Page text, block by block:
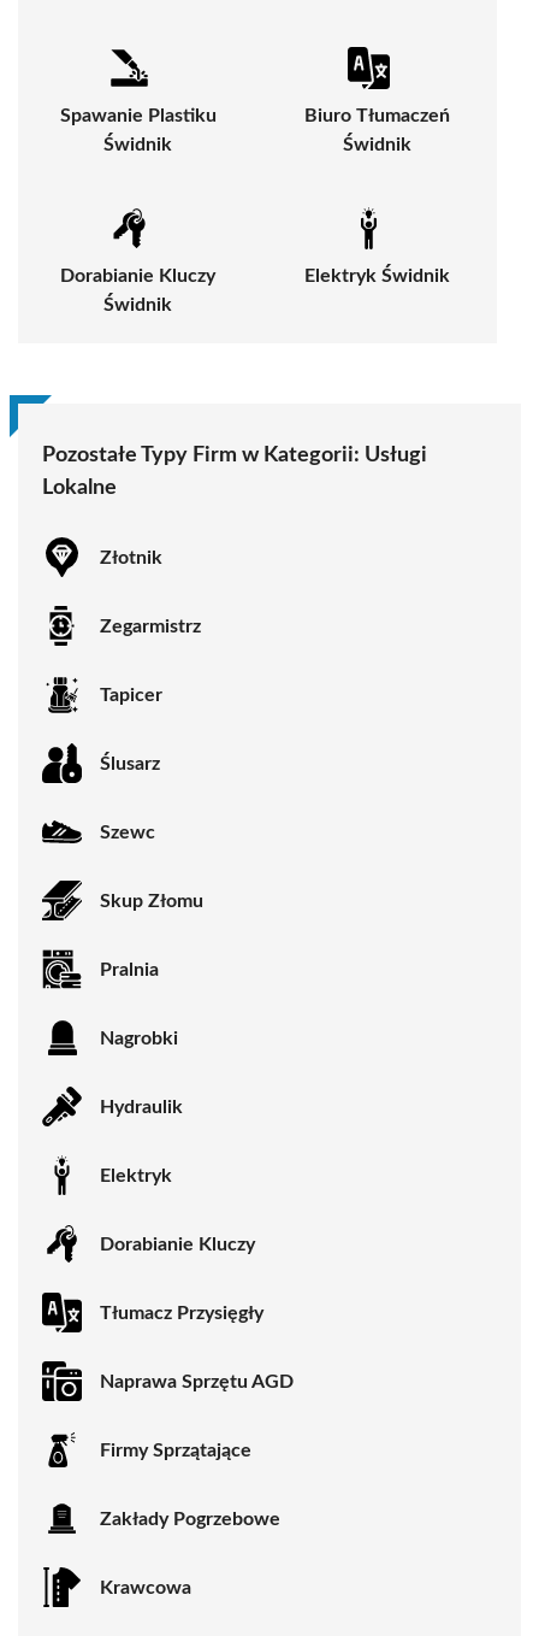
Spawanie Plastiku
Świdnik
Biuro Tłumaczeń
Świdnik
Dorabianie Kluczy
Świdnik
Elektryk Świdnik
Pozostałe Typy Firm w Kategorii: Usługi
Lokalne
Złotnik
Zegarmistrz
Tapicer
Ślusarz
Szewc
Skup Złomu
Pralnia
Nagrobki
Hydraulik
Elektryk
Dorabianie Kluczy
Tłumacz Przysięgły
Naprawa Sprzętu AGD
Firmy Sprzątające
Zakłady Pogrzebowe
Krawcowa